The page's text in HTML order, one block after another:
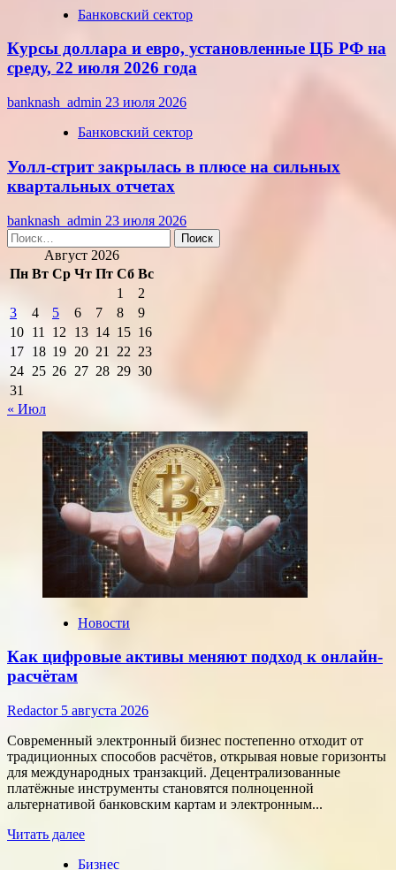
Банковский сектор
Курсы доллара и евро, установленные ЦБ РФ на
среду, 22 июля 2026 года
banknash_admin 23 июля 2026
Банковский сектор
Уолл-стрит закрылась в плюсе на сильных
квартальных отчетах
banknash_admin 23 июля 2026
Найти:
Август 2026
Пн Вт Ср Чт Пт Сб Вс
1
2
3
4 5 6 7 8
9
10 11 12 13 14 15 16
17 18 19 20 21 22 23
24 25 26 27 28 29 30
31
« Июл
Новости
Как цифровые активы меняют подход к онлайн-
расчётам
Redactor 5 августа 2026
Современный электронный бизнес постепенно отходит от
традиционных способов расчётов, открывая новые горизонты
для международных транзакций. Децентрализованные
платёжные инструменты становятся полноценной
альтернативой банковским картам и электронным...
Читать далееПрочитать
о
Бизнес